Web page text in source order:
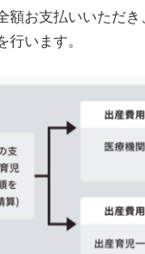
額お支払いいただ
行います。